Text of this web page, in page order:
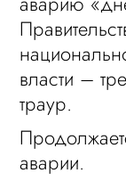
власти –
траур.
аварии.